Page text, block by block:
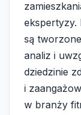
ekspertyzy.
są
analiz i
dziedzinie
i
w branży